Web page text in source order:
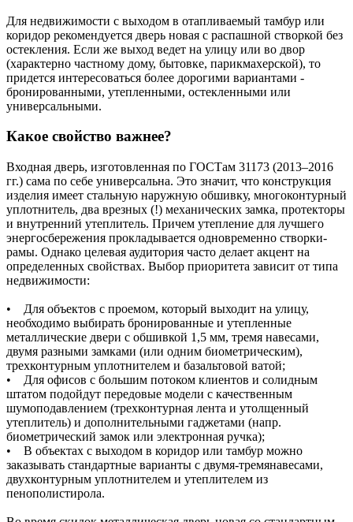
Для недвижимости с выходом в отапливаемый тамбур или
коридор рекомендуется дверь новая с распашной створкой без
остекления. Если же выход ведет на улицу или во двор
(характерно частному дому, бытовке, парикмахерской), то
придется интересоваться более дорогими вариантами -
бронированными, утепленными, остекленными или
универсальными.
Какое свойство важнее?
Входная дверь, изготовленная по ГОСТам 31173 (2013–2016
гг.) сама по себе универсальна. Это значит, что конструкция
изделия имеет стальную наружную обшивку, многоконтурный
уплотнитель, два врезных (!) механических замка, протекторы
и внутренний утеплитель. Причем утепление для лучшего
энергосбережения прокладывается одновременно створки-
рамы. Однако целевая аудитория часто делает акцент на
определенных свойствах. Выбор приоритета зависит от типа
недвижимости:
• Для объектов с проемом, который выходит на улицу,
необходимо выбирать бронированные и утепленные
металлические двери с обшивкой 1,5 мм, тремя навесами,
двумя разными замками (или одним биометрическим),
трехконтурным уплотнителем и базальтовой ватой;
• Для офисов с большим потоком клиентов и солидным
штатом подойдут передовые модели с качественным
шумоподавлением (трехконтурная лента и утолщенный
утеплитель) и дополнительными гаджетами (напр.
биометрический замок или электронная ручка);
• В объектах с выходом в коридор или тамбур можно
заказывать стандартные варианты с двумя-тремянавесами,
двухконтурным уплотнителем и утеплителем из
пенополистирола.